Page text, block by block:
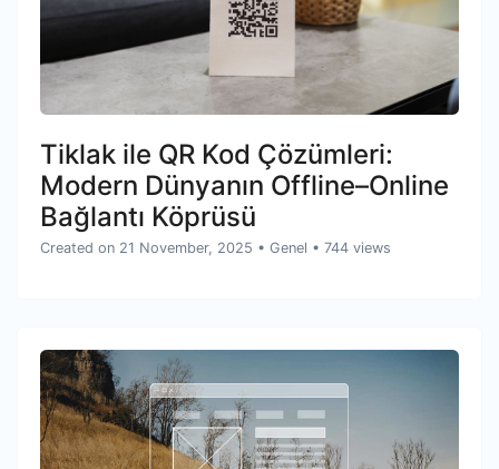
Tiklak ile QR Kod Çözümleri:
Modern Dünyanın Offline–Online
Bağlantı Köprüsü
Created on 21 November, 2025 • Genel • 744 views